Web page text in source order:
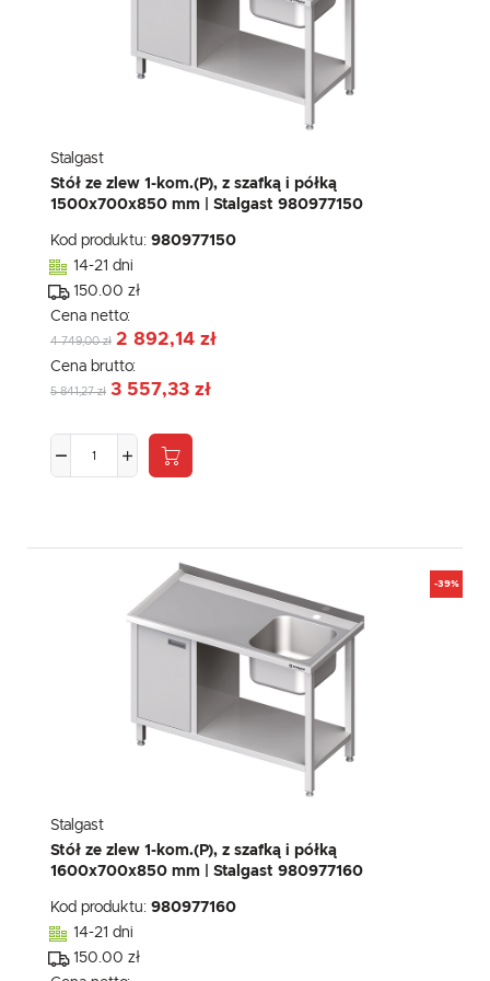
Stalgast
Stół ze zlew 1-kom.(P), z szafką i półką
1500x700x850 mm | Stalgast 980977150
Kod produktu: 980977150
14-21 dni
150.00 zł
Cena netto:
4 749,00 zł 2 892,14 zł
Cena brutto:
5 841,27 zł 3 557,33 zł
-39%
Stalgast
Stół ze zlew 1-kom.(P), z szafką i półką
1600x700x850 mm | Stalgast 980977160
Kod produktu: 980977160
14-21 dni
150.00 zł